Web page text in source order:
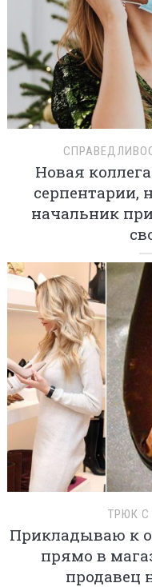
Новая
серпентарии,
начальник
ТРЮК
Прикладываю к
прямо в
продавец